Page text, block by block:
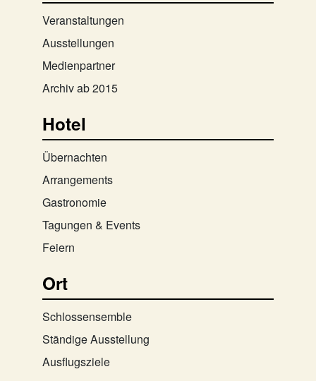
Veranstaltungen
Ausstellungen
Medienpartner
Archiv ab 2015
Hotel
Übernachten
Arrangements
Gastronomie
Tagungen & Events
Feiern
Ort
Schlossensemble
Ständige Ausstellung
Ausflugsziele